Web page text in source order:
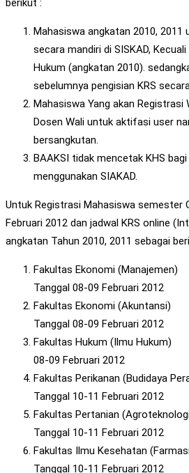
berikut :
Mahasiswa angkatan 2010, 2011
secara mandiri di SISKAD,
Hukum (angkatan 2010).
sebelumnya pengisian KRS
Mahasiswa Yang akan Registrasi
Dosen Wali untuk aktifasi user
bersangkutan.
BAAKSI tidak mencetak KHS
menggunakan SIAKAD.
Untuk Registrasi Mahasiswa semester
Februari 2012 dan jadwal KRS online
angkatan Tahun 2010, 2011 sebagai
Fakultas Ekonomi
Tanggal 08-09 Februari 2012
Fakultas Ekonomi
Tanggal 08-09 Februari 2012
Fakultas Hukum
08-09 Februari 2012
Fakultas Perikanan
Tanggal 10-11 Februari 2012
Fakultas Pertanian
Tanggal 10-11 Februari 2012
Fakultas Ilmu
Tanggal 10-11 Februari 2012